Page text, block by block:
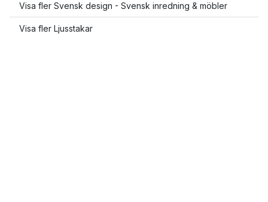
Visa fler Svensk design - Svensk inredning & möbler
Visa fler Ljusstakar